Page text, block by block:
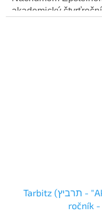
akademický
Tarbitz (תרביץ - "Akadémia" či "Miesto učenia") - 8.
ročník -